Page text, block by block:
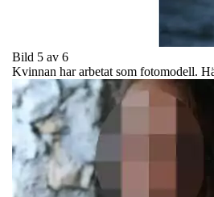
Bild 5 av 6
Kvinnan har arbetat som fotomodell.